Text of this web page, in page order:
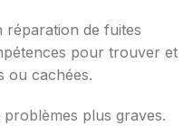
réparation de fuites
pour trouver et
ou cachées.
plus graves.